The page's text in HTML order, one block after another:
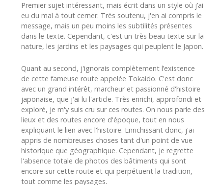
Premier sujet intéressant, mais écrit dans un style où j’ai
eu du mal à tout cerner. Très soutenu, j'en ai compris le
message, mais un peu moins les subtilités présentes
dans le texte. Cependant, c'est un très beau texte sur la
nature, les jardins et les paysages qui peuplent le Japon.
Quant au second, j'ignorais complètement l’existence
de cette fameuse route appelée Tokaido. C'est donc
avec un grand intérêt, marcheur et passionné d'histoire
japonaise, que j'ai lu l'article. Très enrichi, approfondi et
exploré, je m'y suis cru sur ces routes. On nous parle des
lieux et des routes encore d'époque, tout en nous
expliquant le lien avec l'histoire. Enrichissant donc, j'ai
appris de nombreuses choses tant d'un point de vue
historique que géographique. Cependant, je regrette
l'absence totale de photos des bâtiments qui sont
encore sur cette route et qui perpétuent la tradition,
tout comme les paysages.